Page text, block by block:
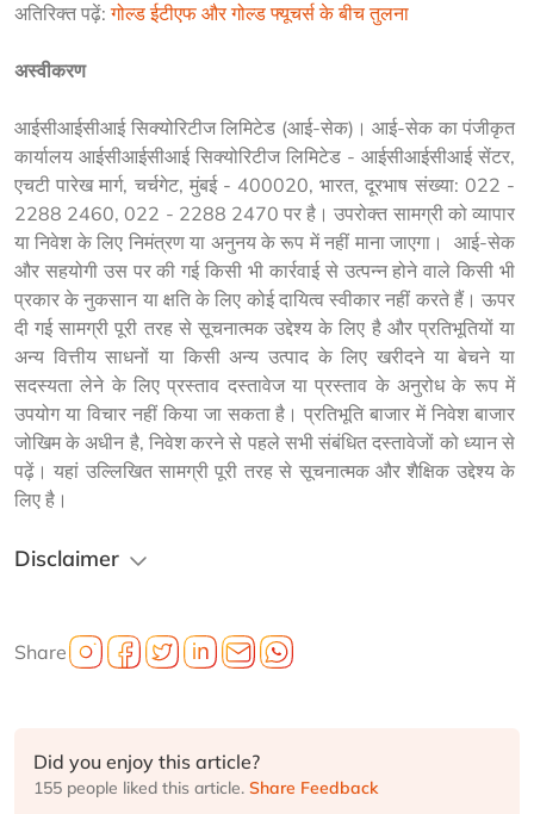
अतिरिक्त पढ़ें: गोल्ड ईटीएफ और गोल्ड फ्यूचर्स के बीच तुलना
अस्वीकरण
आईसीआईसीआई सिक्योरिटीज लिमिटेड (आई-सेक)। आई-सेक का पंजीकृत
कार्यालय आईसीआईसीआई सिक्योरिटीज लिमिटेड - आईसीआईसीआई सेंटर,
एचटी पारेख मार्ग, चर्चगेट, मुंबई - 400020, भारत, दूरभाष संख्या: 022 -
2288 2460, 022 - 2288 2470 पर है। उपरोक्त सामग्री को व्यापार
या निवेश के लिए निमंत्रण या अनुनय के रूप में नहीं माना जाएगा।  आई-सेक
और सहयोगी उस पर की गई किसी भी कार्रवाई से उत्पन्न होने वाले किसी भी
प्रकार के नुकसान या क्षति के लिए कोई दायित्व स्वीकार नहीं करते हैं। ऊपर
दी गई सामग्री पूरी तरह से सूचनात्मक उद्देश्य के लिए है और प्रतिभूतियों या
अन्य वित्तीय साधनों या किसी अन्य उत्पाद के लिए खरीदने या बेचने या
सदस्यता लेने के लिए प्रस्ताव दस्तावेज या प्रस्ताव के अनुरोध के रूप में
उपयोग या विचार नहीं किया जा सकता है। प्रतिभूति बाजार में निवेश बाजार
जोखिम के अधीन है, निवेश करने से पहले सभी संबंधित दस्तावेजों को ध्यान से
पढ़ें। यहां उल्लिखित सामग्री पूरी तरह से सूचनात्मक और शैक्षिक उद्देश्य के
लिए है।
Disclaimer
Share
Did you enjoy this article?
155 people liked this article. Share Feedback